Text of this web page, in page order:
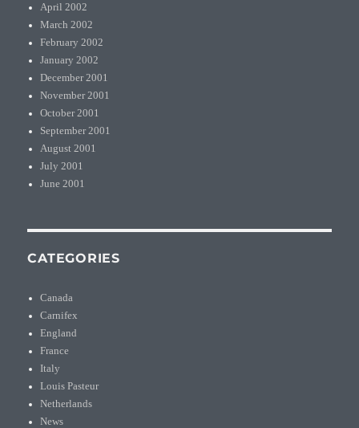
April 2002
March 2002
February 2002
January 2002
December 2001
November 2001
October 2001
September 2001
August 2001
July 2001
June 2001
CATEGORIES
Canada
Carnifex
England
France
Italy
Louis Pasteur
Netherlands
News